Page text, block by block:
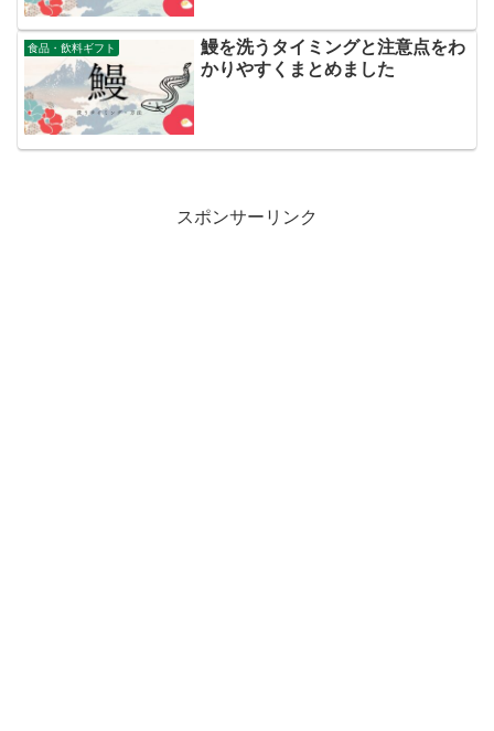
食品・飲料ギフト
鰻を洗うタイミングと注意点をわ
かりやすくまとめました
スポンサーリンク